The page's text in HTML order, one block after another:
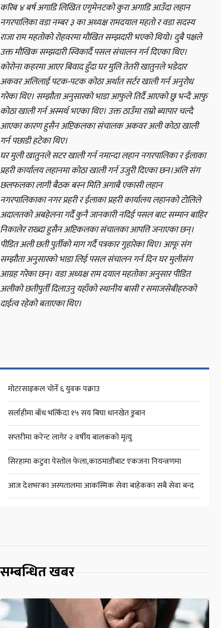
करिब ४ बर्ष अगाडि लिखित एगृमेनटको कुरा अगाडि आउँदा लहान
नगरपालिका वडा नम्बर ३ का अध्यक्ष रामदयाल महतो र वडा सदस्य
राजा राम महतोको रोहवरमा मौखित सम्झदारी भएको थियो। दुबै पक्षले
उक्त मौखिक सम्झदारी स्विकार्दै पसल संचालन गर्न दिएका थिए।
कोरोना कहरमा आएर बिवाद हुँदा घर मुलि तेतरी खातुनले भडेदार
अकवर अलिलाई पटक-पटक कोठा अर्थात सर्टर खाली गर्न अनुरोध
गरेका थिए। सम्झौता अनुसारको भाडा आफुले तिर्दै आएको छु भन्दै आफु
कोठा खाली गर्न अस्मर्थ भएका थिए। उक्त ठाउँमा राम्रो ब्यापार चल्दै
आएका कारण हुसैन अप्टिकलका संचालक अकवर अली कोठा खाली
गर्न पछाडी हटेका थिए।
घर मुली खातुनले सटर खाली गर्न नमान्दा लहान नगरपालिका र ईलाका
प्रहरी कार्यालय लहानमा कोठा खाली गर्न उजुरी दिएका छन।अलि संग
छलफलका लागी बैठक बस्न मिति अगाबै एकासी लहान
नगरपालिकाका नगर प्रहरी र ईलाका प्रहरी कार्यालय लहानको टोलिले
अदालतको अबहेलना गर्दै कुनै जानकारी नदिई पसल बाट सम्मान बाहिर
निकालेर राख्दा हुसैन अप्टिकलका संचालका आपत्ति जनाएका छन्।
पीडित अली छती पुर्तीको माग गर्दै पत्रकार गुहारेका थिए। आफू संग
सम्झौता अनुसारको भाडा लिई पसल संचालन गर्न दिन घर मुलीसंग
आग्रह गरेका छन्। वडा अध्यक्ष राम दयाल महतोका अनुसार पीडित
अलीको छतीपुर्ती दिलाउनु यहाँको स्थानीय बासी र समाजसेबीहरुको
दाईत्व रहेको बताएका थिए।
मोटरसाइकल चोर्ने ६ युवक पक्राउ
सर्लाहीमा बाँध भत्किँदा १५ सय बिघा धानखेत डुबान
सप्तरीमा करेन्ट लागेर २ वर्षीय बालकको मृत्यु
सिरहामा कटुवा पेस्तोल फेला,काठमाडौंबाट एकजना नियन्त्रणमा
आज देशभरका अस्पतालमा आकस्मिक सेवा बाहेकका सबै सेवा बन्द
सम्बन्धित खबर